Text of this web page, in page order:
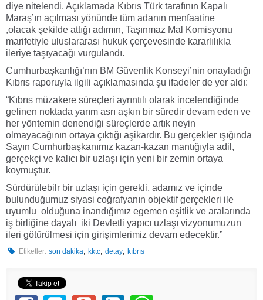
diye nitelendi. Açıklamada Kıbrıs Türk tarafının Kapalı
Maraş’ın açılması yönünde tüm adanın menfaatine
,olacak şekilde attığı adımın, Taşınmaz Mal Komisyonu
marifetiyle uluslararası hukuk çerçevesinde kararlılıkla
ileriye taşıyacağı vurgulandı.
Cumhurbaşkanlığı’nın BM Güvenlik Konseyi’nin onayladığı
Kıbrıs raporuyla ilgili açıklamasında şu ifadeler de yer aldı:
“Kıbrıs müzakere süreçleri ayrıntılı olarak incelendiğinde
gelinen noktada yarım asrı aşkın bir süredir devam eden ve
her yöntemin denendiği süreçlerde artık neyin
olmayacağının ortaya çıktığı aşikardır. Bu gerçekler ışığında
Sayın Cumhurbaşkanımız kazan-kazan mantığıyla adil,
gerçekçi ve kalıcı bir uzlaşı için yeni bir zemin ortaya
koymuştur.
Sürdürülebilr bir uzlaşı için gerekli, adamız ve içinde
bulunduğumuz siyasi coğrafyanın objektif gerçekleri ile
uyumlu olduğuna inandığımız egemen eşitlik ve aralarında
iş birliğine dayalı iki Devletli yapıcı uzlaşı vizyonumuzun
ileri götürülmesi için girişimlerimiz devam edecektir.”
Etiketler: son dakika ,kktc ,detay ,kıbrıs